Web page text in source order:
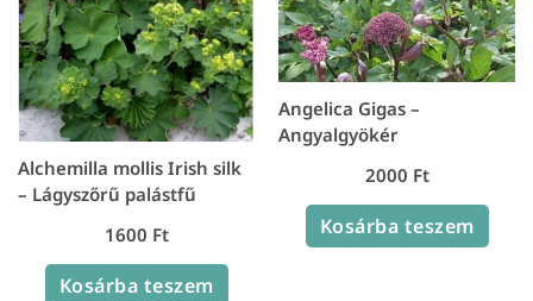
Alchemilla mollis Irish silk
– Lágyszőrű palástfű
1600 Ft
Kosárba teszem
Angelica Gigas –
Angyalgyökér
2000 Ft
Kosárba teszem